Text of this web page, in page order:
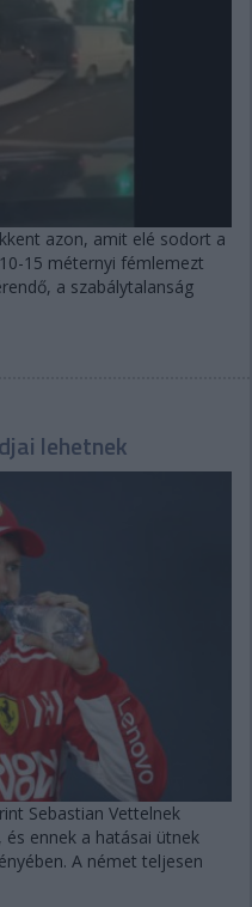
azon, amit elé sodort a
15 méternyi fémlemezt
a szabálytalanság
lehetnek
Sebastian Vettelnek
ennek a hatásai ütnek
A német teljesen